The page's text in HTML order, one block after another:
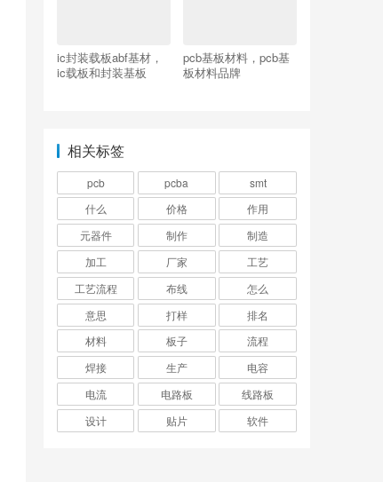
ic封装载板abf基材，
ic载板和封装基板
pcb基板材料，pcb基
板材料品牌
相关标签
pcb pcba
smt
什么
价格
作用
元器件
制作
制造
加工
厂家
工艺
工艺流程
布线
怎么
意思
打样
排名
材料
板子
流程
焊接
生产
电容
电流
电路板
线路板
设计
贴片 软件